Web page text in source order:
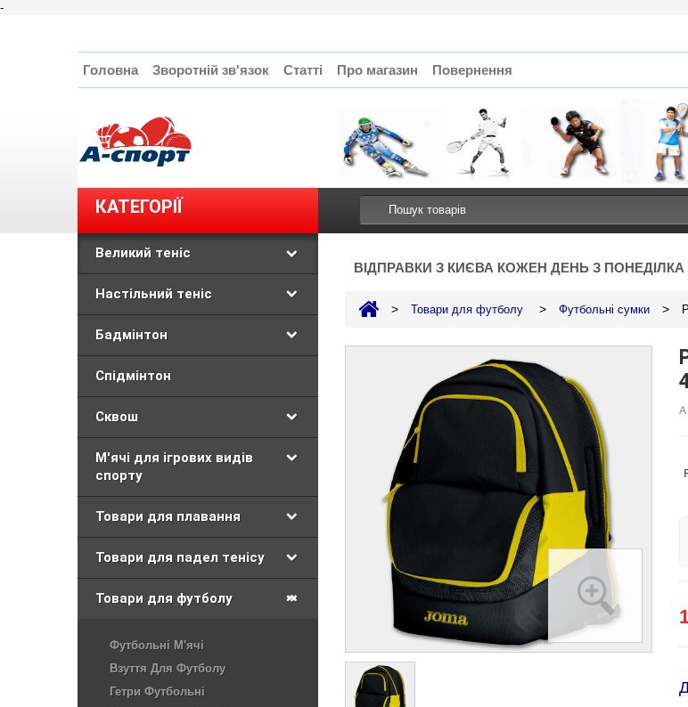
-
Головна Зворотній зв'язок Статті Про магазин Повернення
КАТЕГОРІЇ
Великий теніс
Настільний теніс
Бадмінтон
Спідмінтон
Сквош
М'ячі для ігрових видів
спорту
Товари для плавання
Товари для падел тенісу
Товари для футболу
Футбольні М'ячі
Взуття Для Футболу
Гетри Футбольні
ВІДПРАВКИ З КИЄВА КОЖЕН ДЕНЬ З
> Товари для футболу > Футбольні сумки >